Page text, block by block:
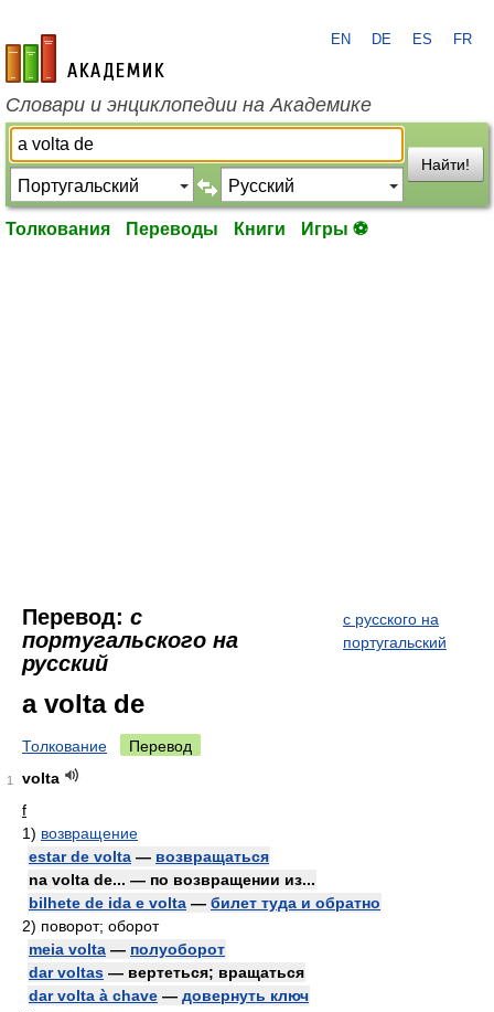
academic.ru
EN DE ES FR
Словари и энциклопедии на Академике
Найти!
Толкования Переводы Книги Игры ⚽
Перевод: с
португальского на
русский
с русского на
португальский
a volta de
Толкование Перевод
1
volta
f
1) возвращение
estar de volta — возвращаться
na volta de... — по возвращении из...
bilhete de ida e volta — билет туда и обратно
2) поворот; оборот
meia volta — полуоборот
dar voltas — вертеться; вращаться
dar volta à chave — довернуть ключ